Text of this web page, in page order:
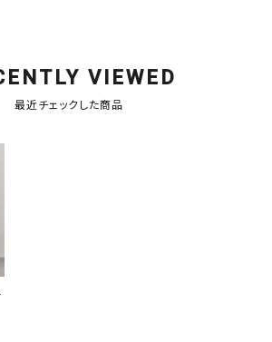
VIEWED
最近チェックした商品